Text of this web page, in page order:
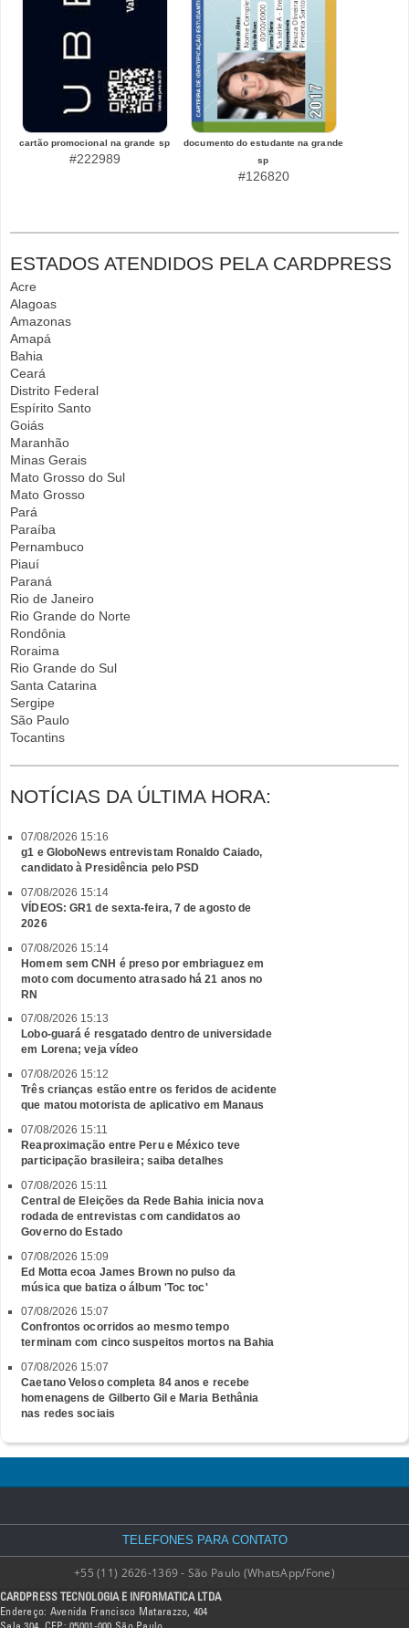
cartão promocional na grande sp
#222989
documento do estudante na grande
sp
#126820
ESTADOS ATENDIDOS PELA CARDPRESS
Acre
Alagoas
Amazonas
Amapá
Bahia
Ceará
Distrito Federal
Espírito Santo
Goiás
Maranhão
Minas Gerais
Mato Grosso do Sul
Mato Grosso
Pará
Paraíba
Pernambuco
Piauí
Paraná
Rio de Janeiro
Rio Grande do Norte
Rondônia
Roraima
Rio Grande do Sul
Santa Catarina
Sergipe
São Paulo
Tocantins
NOTÍCIAS DA ÚLTIMA HORA:
07/08/2026 15:16
g1 e GloboNews entrevistam Ronaldo Caiado,
candidato à Presidência pelo PSD
07/08/2026 15:14
VÍDEOS: GR1 de sexta-feira, 7 de agosto de
2026
07/08/2026 15:14
Homem sem CNH é preso por embriaguez em
moto com documento atrasado há 21 anos no
RN
07/08/2026 15:13
Lobo-guará é resgatado dentro de universidade
em Lorena; veja vídeo
07/08/2026 15:12
Três crianças estão entre os feridos de acidente
que matou motorista de aplicativo em Manaus
07/08/2026 15:11
Reaproximação entre Peru e México teve
participação brasileira; saiba detalhes
07/08/2026 15:11
Central de Eleições da Rede Bahia inicia nova
rodada de entrevistas com candidatos ao
Governo do Estado
07/08/2026 15:09
Ed Motta ecoa James Brown no pulso da
música que batiza o álbum 'Toc toc'
07/08/2026 15:07
Confrontos ocorridos ao mesmo tempo
terminam com cinco suspeitos mortos na Bahia
07/08/2026 15:07
Caetano Veloso completa 84 anos e recebe
homenagens de Gilberto Gil e Maria Bethânia
nas redes sociais
TELEFONES PARA CONTATO
+55 (11) 2626-1369 - São Paulo (WhatsApp/Fone)
CARDPRESS TECNOLOGIA E INFORMATICA LTDA
Endereço: Avenida Francisco Matarazzo, 404